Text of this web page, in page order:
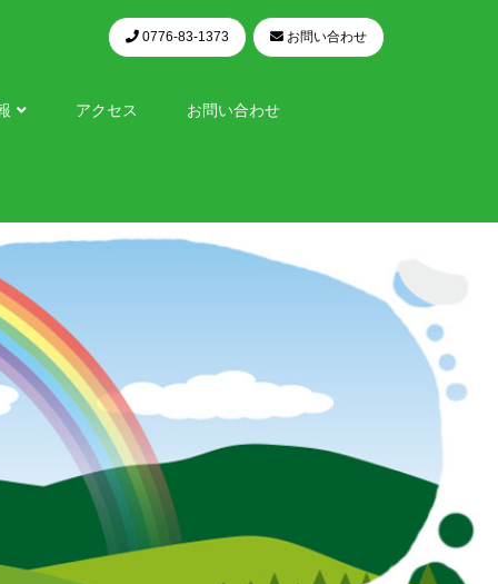
0776-83-1373 お問い合わせ
アクセス お問い合わせ